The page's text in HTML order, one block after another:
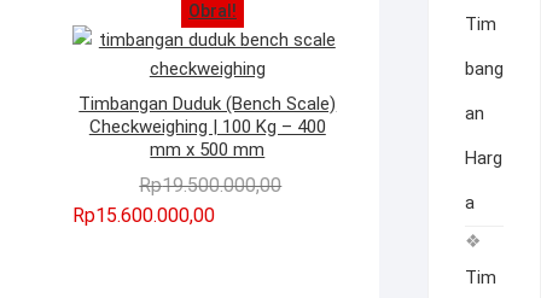
Obral!
Timbangan Duduk (Bench Scale)
Checkweighing | 100 Kg – 400
mm x 500 mm
Rp19.500.000,00Harga
Rp15.600.000,00
Harga
Tim
bang
an
Harg
a
Tim